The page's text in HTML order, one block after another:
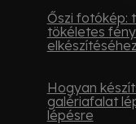
Őszi fotókép:
tökéletes
elkészítéséhez
Hogyan
galériafalat
lépésre